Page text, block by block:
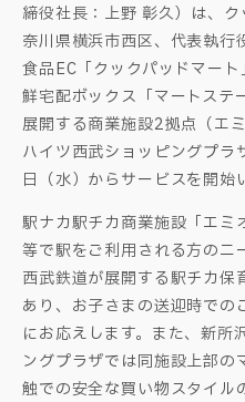
締役社長：上野 彰久）は、
奈川県横浜市西区、代表執
食品EC「クックパッドマー
鮮宅配ボックス「マートステ
展開する商業施設2拠点（エ
ハイツ西武ショッピングプ
日（水）からサービスを開始
駅ナカ駅チカ商業施設「エミ
等で駅をご利用される方のニ
西武鉄道が展開する駅チカ
あり、お子さまの送迎時での
にお応えします。また、新所
ングプラザでは同施設上部
触での安全な買い物スタイル